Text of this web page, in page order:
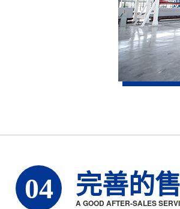
04 完善的
A GOOD AFTER-SALES